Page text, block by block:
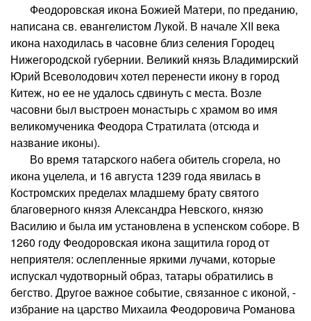
Феодоровская икона Божией Матери, по преданию,
написана св. евангелистом Лукой. В начале ХII века
икона находилась в часовне близ селения Городец
Нижегородской губернии. Великий князь Владимирский
Юрий Всеволодович хотел перенести икону в город
Китеж, но ее не удалось сдвинуть с места. Возле
часовни был выстроен монастырь с храмом во имя
великомученика Феодора Стратилата (отсюда и
название иконы).
Во время татарского набега обитель сгорела, но
икона уцелела, и 16 августа 1239 года явилась в
Костромских пределах младшему брату святого
благоверного князя Александра Невского, князю
Василию и была им установлена в успенском соборе. В
1260 году Феодоровская икона защитила город от
неприятеля: ослепленные яркими лучами, которые
испускал чудотворный образ, татары обратились в
бегство. Другое важное событие, связанное с иконой, -
избрание на царство Михаила Феодоровича Романова